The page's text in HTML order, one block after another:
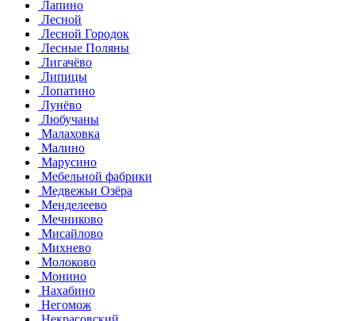
Лапино
Лесной
Лесной Городок
Лесные Поляны
Лигачёво
Липицы
Лопатино
Лунёво
Любучаны
Малаховка
Малино
Марусино
Мебельной фабрики
Медвежьи Озёра
Менделеево
Мечниково
Мисайлово
Михнево
Молоково
Монино
Нахабино
Негомож